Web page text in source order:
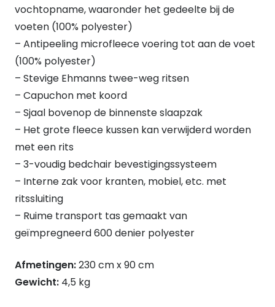
vochtopname, waaronder het gedeelte bij de
voeten (100% polyester)
– Antipeeling microfleece voering tot aan de voet
(100% polyester)
– Stevige Ehmanns twee-weg ritsen
– Capuchon met koord
– Sjaal bovenop de binnenste slaapzak
– Het grote fleece kussen kan verwijderd worden
met een rits
– 3-voudig bedchair bevestigingssysteem
– Interne zak voor kranten, mobiel, etc. met
ritssluiting
– Ruime transport tas gemaakt van
geïmpregneerd 600 denier polyester
Afmetingen:230 cm x 90 cm
Gewicht: 4,5 kg